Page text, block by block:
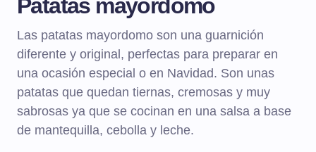
Patatas mayordomo
Las patatas mayordomo son una guarnición
diferente y original, perfectas para preparar en
una ocasión especial o en Navidad. Son unas
patatas que quedan tiernas, cremosas y muy
sabrosas ya que se cocinan en una salsa a base
de mantequilla, cebolla y leche.